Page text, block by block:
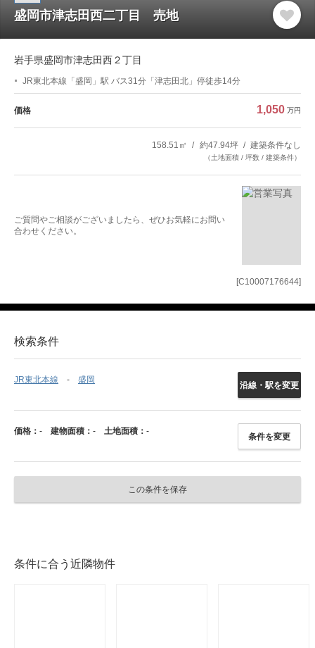
[C10007176644]
盛岡市津志田西二丁目 売地
岩手県盛岡市津志田西２丁目
JR東北本線「盛岡」駅 バス31分「津志田北」停徒歩14分
価格 1,050 万円
158.51㎡ 約47.94坪 建築条件なし
（土地面積 / 坪数 / 建築条件）
ご質問やご相談がございましたら、ぜひお気軽にお問い
合わせください。
検索条件
JR東北本線 盛岡
沿線・駅を変更
価格： - 建物面積： - 土地面積： -
条件を変更
この条件を保存
条件に合う近隣物件